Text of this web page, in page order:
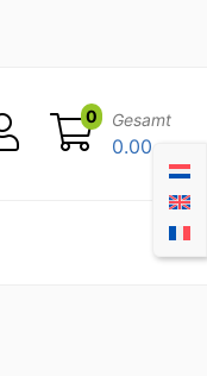
0 Gesamt
0.00